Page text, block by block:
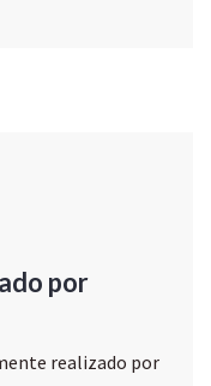
por
realizado por